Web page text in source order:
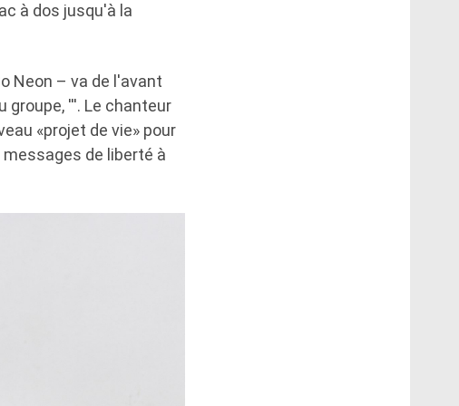
à dos jusqu'à la
Neon – va de l'avant
groupe, '''. Le chanteur
«projet de vie» pour
de liberté à